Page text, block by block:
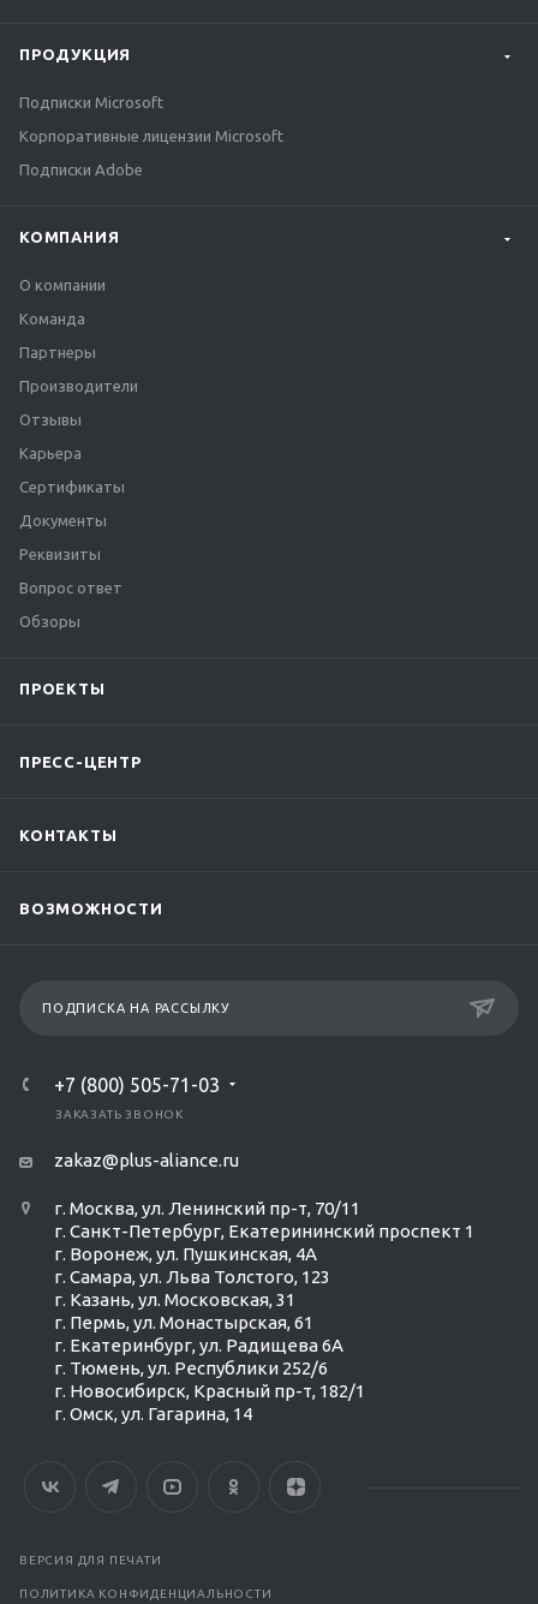
ПРОДУКЦИЯ
Подписки Microsoft
Корпоративные лицензии Microsoft
Подписки Adobe
КОМПАНИЯ
О компании
Команда
Партнеры
Производители
Отзывы
Карьера
Сертификаты
Документы
Реквизиты
Вопрос ответ
Обзоры
ПРОЕКТЫ
ПРЕСС-ЦЕНТР
КОНТАКТЫ
ВОЗМОЖНОСТИ
ПОДПИСКА НА РАССЫЛКУ
+7 (800) 505-71-03
ЗАКАЗАТЬ ЗВОНОК
zakaz@plus-aliance.ru
г. Москва, ул. Ленинский пр-т, 70/11
г. Санкт-Петербург, Екатерининский проспект 1
г. Воронеж, ул. Пушкинская, 4А
г. Самара, ул. Льва Толстого, 123
г. Казань, ул. Московская, 31
г. Пермь, ул. Монастырская, 61
г. Екатеринбург, ул. Радищева 6А
г. Тюмень, ул. Республики 252/6
г. Новосибирск, Красный пр-т, 182/1
г. Омск, ул. ​Гагарина, 14
ВЕРСИЯ ДЛЯ ПЕЧАТИ
ПОЛИТИКА КОНФИДЕНЦИАЛЬНОСТИ